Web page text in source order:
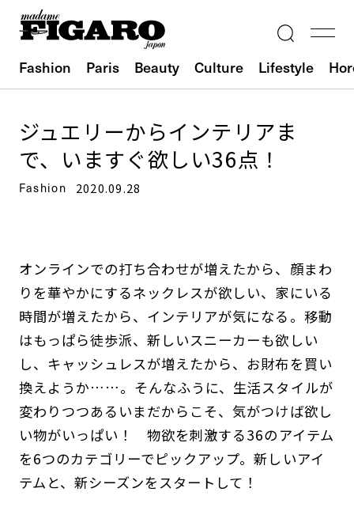
Fashion Paris Beauty Culture Lifestyle
ジュエリーからインテリアま
で、いますぐ欲しい36点！
Fashion 2020.09.28
オンラインでの打ち合わせが増えたから、顔まわ
りを華やかにするネックレスが欲しい、家にいる
時間が増えたから、インテリアが気になる。移動
はもっぱら徒歩派、新しいスニーカーも欲しい
し、キャッシュレスが増えたから、お財布を買い
換えようか……。そんなふうに、生活スタイルが
変わりつつあるいまだからこそ、気がつけば欲し
い物がいっぱい！ 物欲を刺激する36のアイテム
を6つのカテゴリーでピックアップ。新しいアイ
テムと、新シーズンをスタートして！